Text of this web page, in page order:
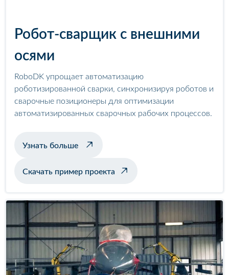
Робот-сварщик с внешними
осями
RoboDK упрощает автоматизацию
роботизированной сварки, синхронизируя роботов и
сварочные позиционеры для оптимизации
автоматизированных сварочных рабочих процессов.
Узнать большео примере сварки с позиционером
Скачать пример проекта